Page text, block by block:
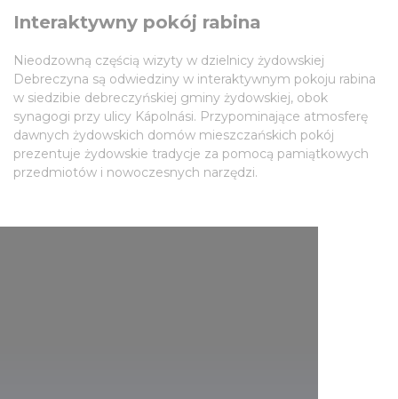
Interaktywny pokój rabina
Nieodzowną częścią wizyty w dzielnicy żydowskiej
Debreczyna są odwiedziny w interaktywnym pokoju rabina
w siedzibie debreczyńskiej gminy żydowskiej, obok
synagogi przy ulicy Kápolnási. Przypominające atmosferę
dawnych żydowskich domów mieszczańskich pokój
prezentuje żydowskie tradycje za pomocą pamiątkowych
przedmiotów i nowoczesnych narzędzi.